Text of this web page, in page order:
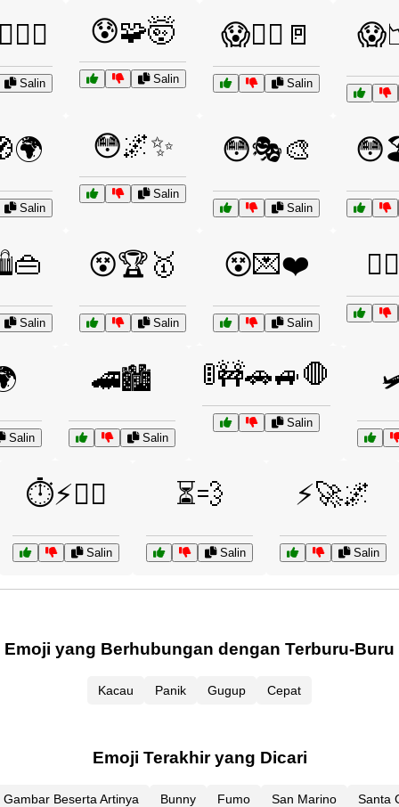
Salin
😰🧩🤯
Salin
😱🏃‍♂️🚪
Salin
Salin
😳🌌✨
Salin
😳🎭🎨
Salin
Salin
😵🏆🥇
Salin
😵💌❤️
Salin
Salin
🚄🏙️
Salin
🚦🚧🚗🚙🛑
Salin
⏱️⚡🏃‍♀️
Salin
⏳💨
Salin
⚡🚀🌌
Salin
Emoji yang Berhubungan dengan Terburu-Buru
Kacau Panik Gugup Cepat
Emoji Terakhir yang Dicari
Gambar Beserta Artinya Bunny Fumo San Marino
Santa